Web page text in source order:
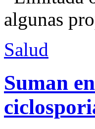
algunas
Salud
Suman